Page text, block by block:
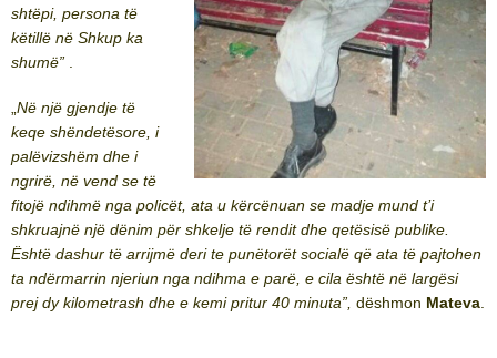
shtëpi, persona të
këtillë në Shkup ka
shumë”
Në një gjendje të
keqe shëndetësore, i
palëvizshëm dhe i
ngrirë, në vend se të
fitojë ndihmë nga policët, ata u kërcënuan se madje mund t’i
shkruajnë një dënim për shkelje të rendit dhe qetësisë publike.
Është dashur të arrijmë deri te punëtorët socialë që ata të pajtohen
ta ndërmarrin njeriun nga ndihma e parë, e cila është në largësi
prej dy kilometrash dhe e kemi pritur 40 minuta”, dëshmon Mateva